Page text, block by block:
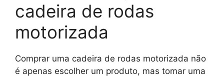
cadeira de rodas
motorizada
Comprar uma cadeira de rodas motorizada não
é apenas escolher um produto, mas tomar uma